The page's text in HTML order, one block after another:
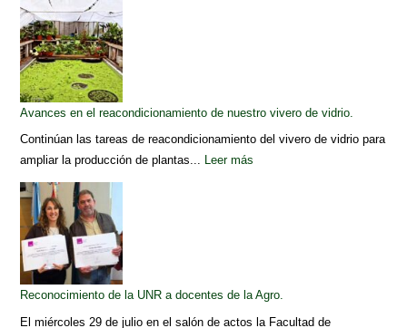
Avances en el reacondicionamiento de nuestro vivero de vidrio.
Continúan las tareas de reacondicionamiento del vivero de vidrio para
ampliar la producción de plantas... Leer más
Reconocimiento de la UNR a docentes de la Agro.
El miércoles 29 de julio en el salón de actos la Facultad de